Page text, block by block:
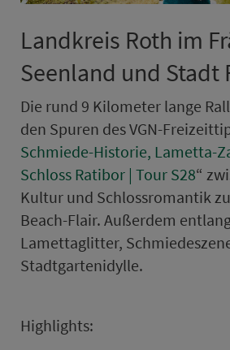
Land­kreis Roth im
Seenland und Stadt
Die rund 9 Kilometer lange
den Spuren des VGN-
Schmiede-Historie, Lametta-
Schloss Ratibor | Tour S28“
Kultur und Schlossromantik
Beach-Flair. Außerdem
Lamettaglitter,
Stadtgartenidylle.
High­lights: